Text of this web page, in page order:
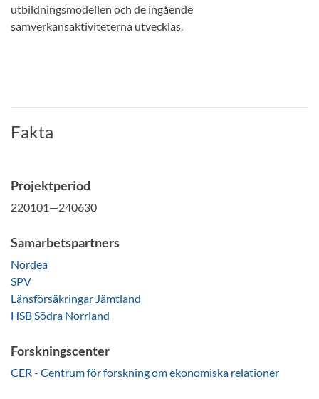
utbildningsmodellen och de ingående
samverkansaktiviteterna utvecklas.
Fakta
Projektperiod
220101—240630
Samarbetspartners
Nordea
SPV
Länsförsäkringar Jämtland
HSB Södra Norrland
Forskningscenter
CER - Centrum för forskning om ekonomiska relationer